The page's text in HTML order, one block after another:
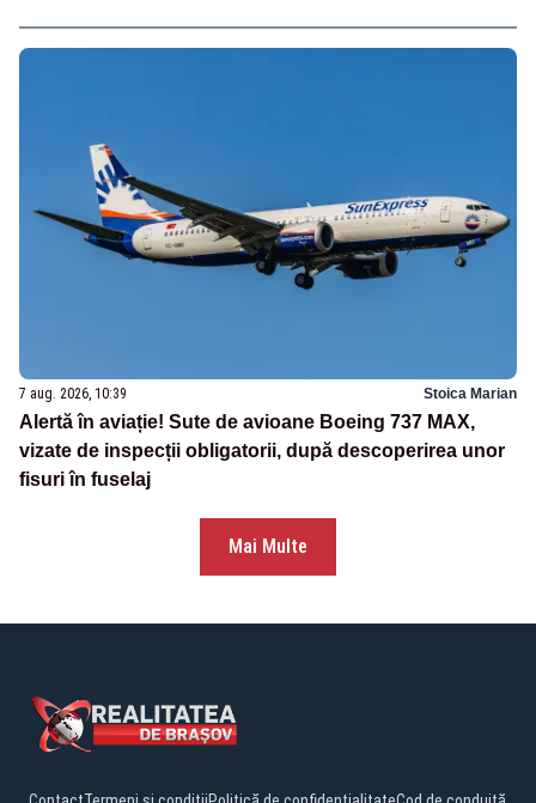
7 aug. 2026, 10:39 Stoica Marian
Alertă în aviație! Sute de avioane Boeing 737 MAX,
vizate de inspecții obligatorii, după descoperirea unor
fisuri în fuselaj
Mai Multe